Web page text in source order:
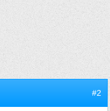
#2